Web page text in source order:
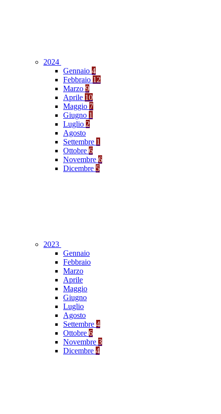
2024
Gennaio 4
Febbraio 12
Marzo 9
Aprile 10
Maggio 7
Giugno 1
Luglio 2
Agosto
Settembre 1
Ottobre 6
Novembre 6
Dicembre 5
2023
Gennaio
Febbraio
Marzo
Aprile
Maggio
Giugno
Luglio
Agosto
Settembre 4
Ottobre 6
Novembre 3
Dicembre 4